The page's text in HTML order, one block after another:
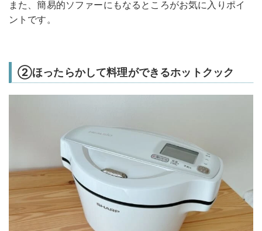
また、簡易的ソファーにもなるところがお気に入りポイ
ントです。
②ほったらかして料理ができるホットクック